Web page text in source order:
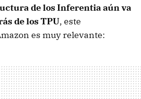
de los Inferentia aún va
de los TPU, este
es muy relevante: